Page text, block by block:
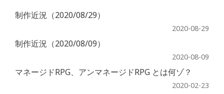
制作近況（2020/08/29）
2020-08-29
制作近況（2020/08/09）
2020-08-09
マネージドRPG、アンマネージドRPG とは何ゾ？
2020-02-23